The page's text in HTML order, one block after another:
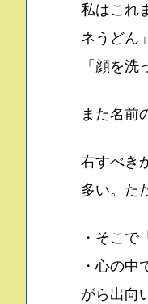
私はこれ
ネうどん
「顔を洗
また名前
右すべき
多い。た
・そこで
・心の
がら出向